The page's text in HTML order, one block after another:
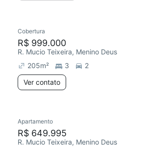
Redecorar
Cobertura
R$ 999.000
R. Mucio Teixeira, Menino Deus
205m² 3
2
Ver contato
Chegou este mês
Apartamento
R$ 649.995
R. Mucio Teixeira, Menino Deus